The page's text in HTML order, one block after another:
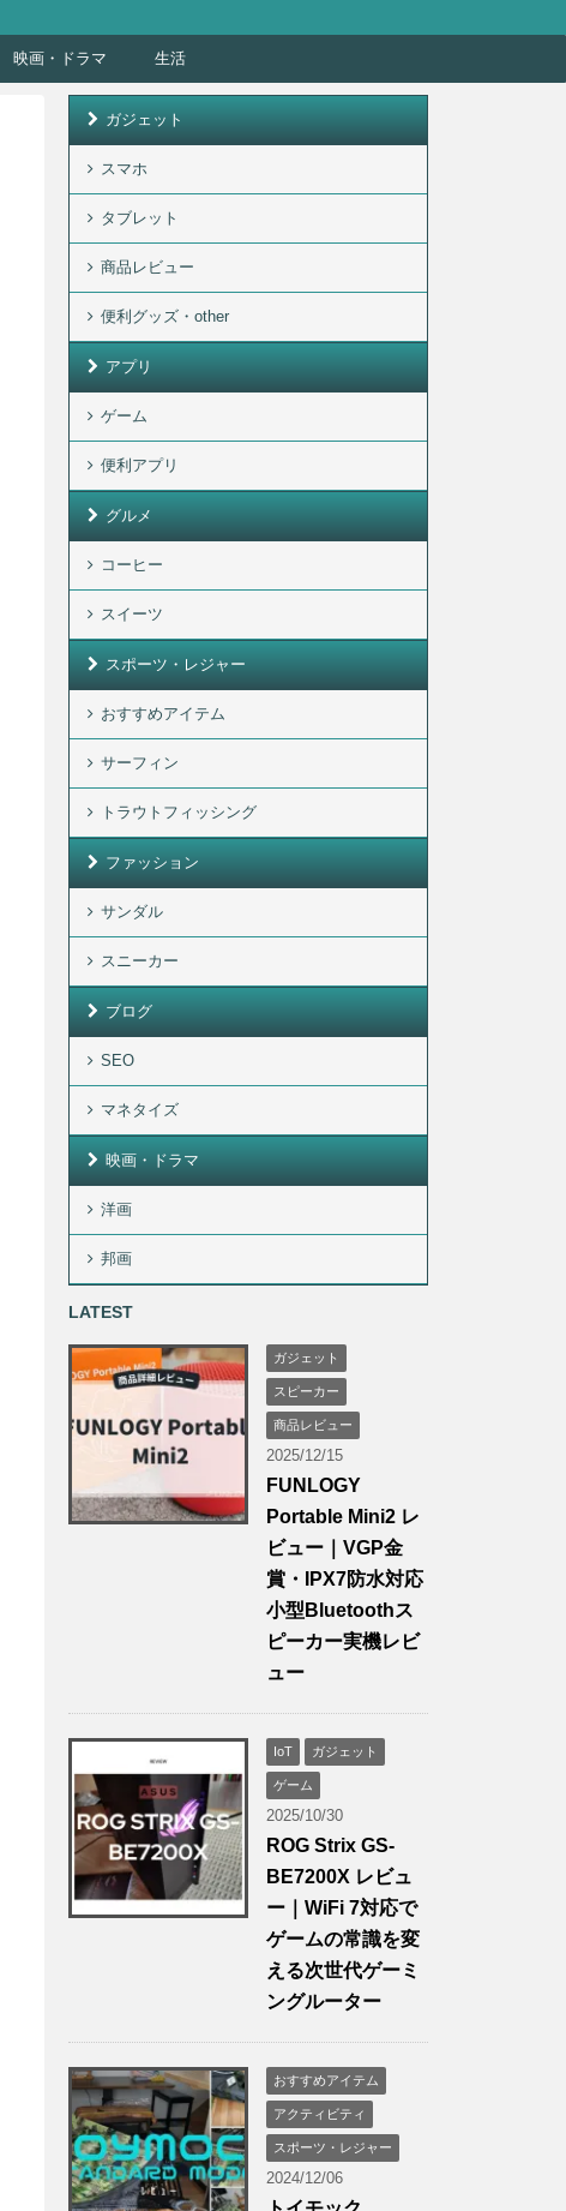
映画・ドラマ 生活
ガジェット
スマホ
タブレット
商品レビュー
便利グッズ・other
アプリ
ゲーム
便利アプリ
グルメ
コーヒー
スイーツ
スポーツ・レジャー
おすすめアイテム
サーフィン
トラウトフィッシング
ファッション
サンダル
スニーカー
ブログ
SEO
マネタイズ
映画・ドラマ
洋画
邦画
LATEST
ガジェット
スピーカー
商品レビュー
2025/12/15
FUNLOGY
Portable Mini2 レ
ビュー｜VGP金
賞・IPX7防水対応
小型Bluetoothス
ピーカー実機レビ
ュー
IoT ガジェット
ゲーム
2025/10/30
ROG Strix GS-
BE7200X レビュ
ー｜WiFi 7対応で
ゲームの常識を変
える次世代ゲーミ
ングルーター
おすすめアイテム
アクティビティ
スポーツ・レジャー
2024/12/06